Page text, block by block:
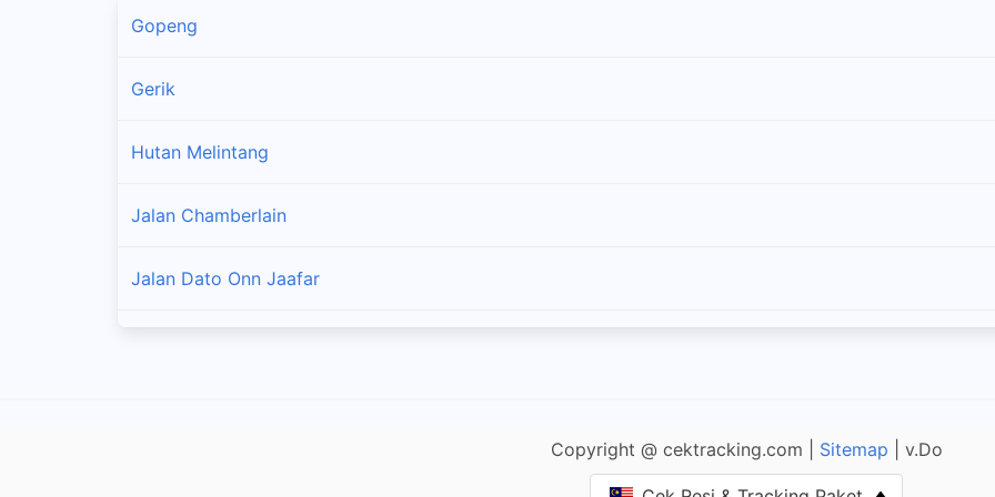
Gopeng
Gerik
Hutan Melintang
Jalan Chamberlain
Jalan Dato Onn Jaafar
Copyright @ cektracking.com | Sitemap | v.Do